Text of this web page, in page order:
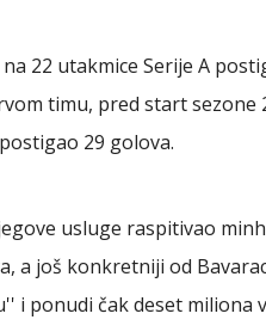
22 utakmice Serije A
timu, pred start sezone
29 golova.
usluge raspitivao
a još konkretniji od
i ponudi čak deset miliona